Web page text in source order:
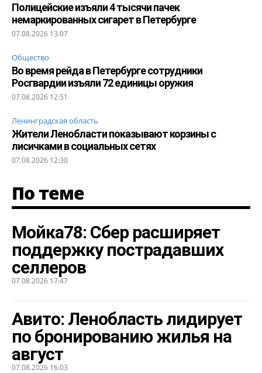
Полицейские изъяли 4 тысячи пачек
немаркированных сигарет в Петербурге
07.08.2026 13:07
Общество
Во время рейда в Петербурге сотрудники
Росгвардии изъяли 72 единицы оружия
07.08.2026 12:51
Ленинградская область
Жители Ленобласти показывают корзины с
лисичками в социальных сетях
07.08.2026 12:30
По теме
Мойка78: Сбер расширяет
поддержку пострадавших
селлеров
07.08.2026 17:47
Авито: Ленобласть лидирует
по бронированию жилья на
август
07.08.2026 16:03